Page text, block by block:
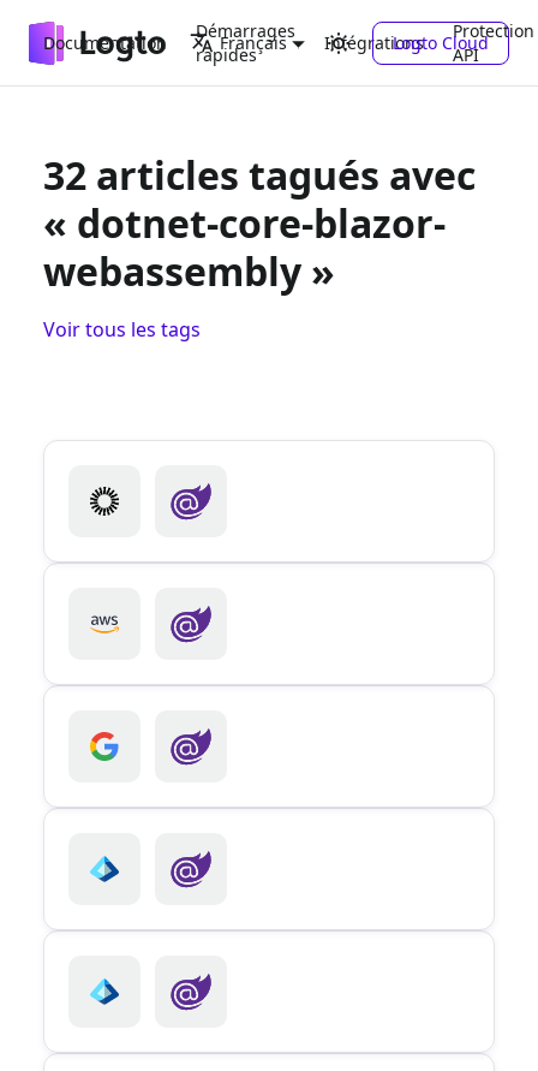
Documentation
Démarrages
rapides
Intégrations
Protection
API
Français Logto Cloud
32 articles tagués avec
« dotnet-core-blazor-
webassembly »
Voir tous les tags